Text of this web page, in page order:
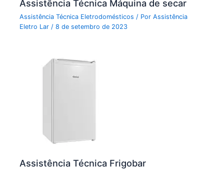
Assistência Técnica Máquina de secar
Assistência Técnica Eletrodomésticos / PorAssistência
Eletro Lar /8 de setembro de 2023
Assistência Técnica Frigobar